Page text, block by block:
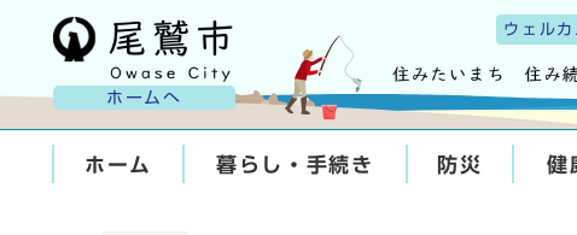
ホームへ
ウェル
ホーム 暮らし・手続き 防災 健